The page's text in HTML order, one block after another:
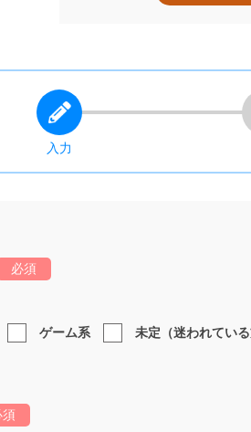
入力
必須
ゲーム系 未定（迷われている
須